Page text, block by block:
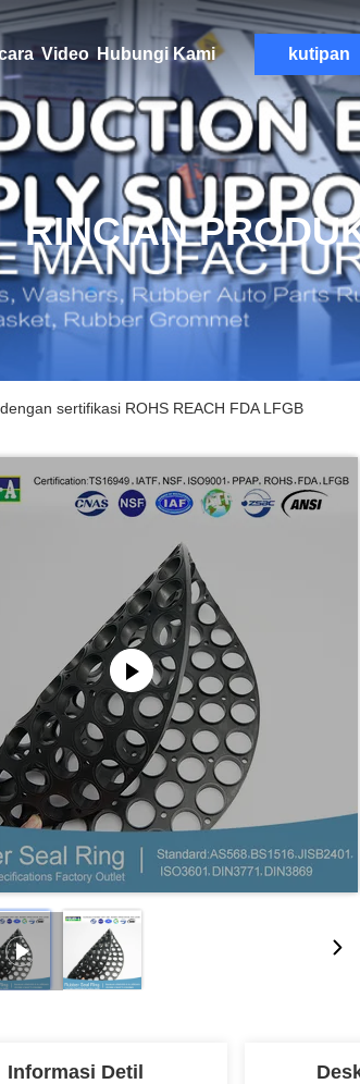
Video Hubungi Kami kutipan
RINCIAN
sertifikasi ROHS REACH FDA LFGB
Informasi Detil